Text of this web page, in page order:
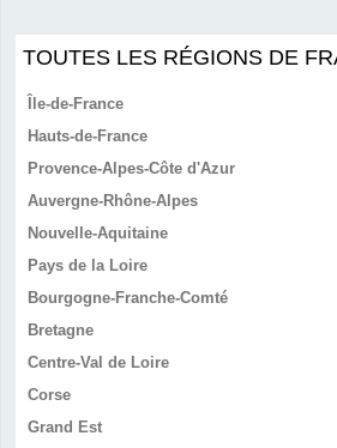
TOUTES LES RÉGIONS DE
Île-de-France
Hauts-de-France
Provence-Alpes-Côte d'Azur
Auvergne-Rhône-Alpes
Nouvelle-Aquitaine
Pays de la Loire
Bourgogne-Franche-Comté
Bretagne
Centre-Val de Loire
Corse
Grand Est